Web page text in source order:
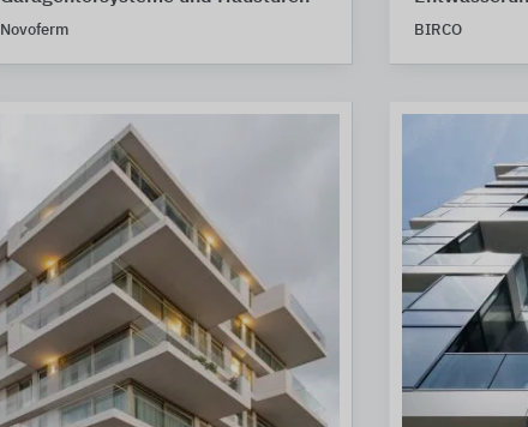
Novoferm BIRCO